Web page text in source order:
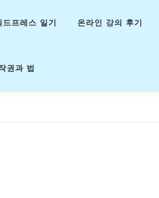
드프레스 일기 온라인 강의 후기
권과 법